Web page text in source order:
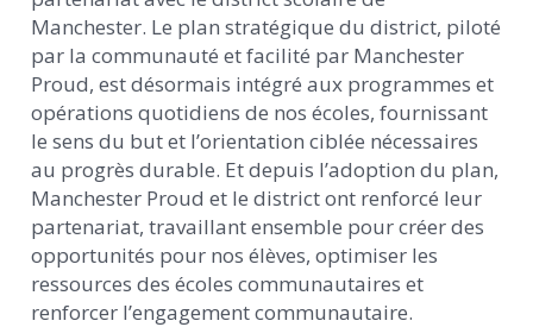
Manchester. Le plan stratégique du district, piloté
par la communauté et facilité par Manchester
Proud, est désormais intégré aux programmes et
opérations quotidiens de nos écoles, fournissant
le sens du but et l’orientation ciblée nécessaires
au progrès durable. Et depuis l’adoption du plan,
Manchester Proud et le district ont renforcé leur
partenariat, travaillant ensemble pour créer des
opportunités pour nos élèves, optimiser les
ressources des écoles communautaires et
renforcer l’engagement communautaire.